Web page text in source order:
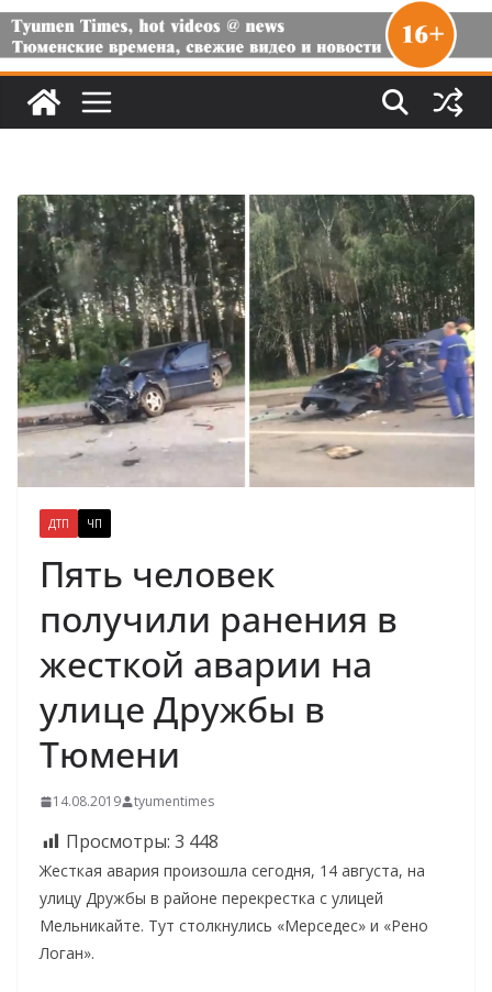
ДТП ЧП
Пять человек
получили ранения в
жесткой аварии на
улице Дружбы в
Тюмени
14.08.2019 tyumentimes
Просмотры: 3 448
Жесткая авария произошла сегодня, 14 августа, на
улицу Дружбы в районе перекрестка с улицей
Мельникайте. Тут столкнулись «Мерседес» и «Рено
Логан».